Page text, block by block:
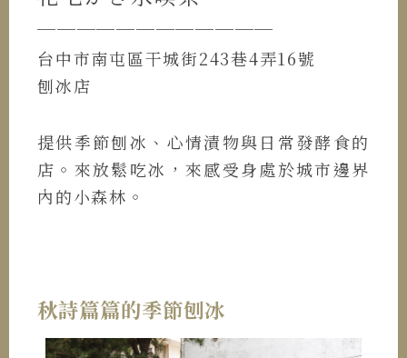
────────────
台中市南屯區干城街243巷4弄16號
刨冰店
提供季節刨冰、心情漬物與日常發酵食的
店。來放鬆吃冰，來感受身處於城市邊界
內的小森林。
秋詩篇篇的季節刨冰